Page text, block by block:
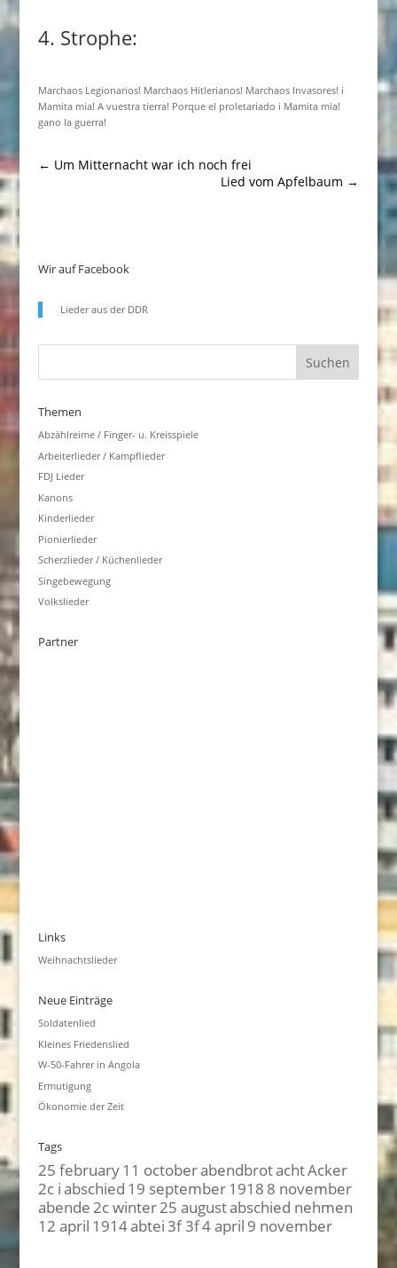
4. Strophe:
Marchaos Legionarios! Marchaos Hitlerianos! Marchaos Invasores! i
Mamita mia! A vuestra tierra! Porque el proletariado i Mamita mia!
gano la guerra!
← Um Mitternacht war ich noch frei
Lied vom Apfelbaum →
Wir auf Facebook
Lieder aus der DDR
Themen
Abzählreime / Finger- u. Kreisspiele
Arbeiterlieder / Kampflieder
FDJ Lieder
Kanons
Kinderlieder
Pionierlieder
Scherzlieder / Küchenlieder
Singebewegung
Volkslieder
Partner
Links
Weihnachtslieder
Neue Einträge
Soldatenlied
Kleines Friedenslied
W-50-Fahrer in Angola
Ermutigung
Ökonomie der Zeit
Tags
25 february11 octoberabendbrotachtAcker
2c iabschied 19 september1918 8 november
abende2c winter25 augustabschied nehmen
12 april 1914abtei3f 3f4 april 9 november